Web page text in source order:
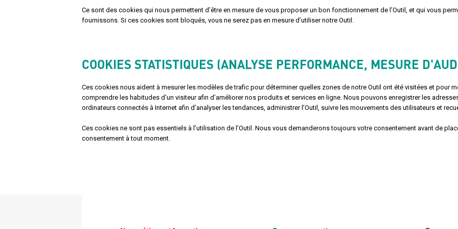
Ce sont des cookies qui nous permettent d’être en mesure de vous proposer un bon fonctionnement de l’Outil, et qui vous
fournissons. Si ces cookies sont bloqués, vous ne serez pas en mesure d’utiliser notre Outil.
COOKIES STATISTIQUES (ANALYSE PERFORMANCE, MESURE
Ces cookies nous aident à mesurer les modèles de trafic pour déterminer quelles zones de notre Outil ont été visitées et pour
comprendre les habitudes d'un visiteur afin d’améliorer nos produits et services en ligne. Nous pouvons enregistrer les
ordinateurs connectés à Internet afin d’analyser les tendances, administrer l’Outil, suivre les mouvements des utilisateurs et
Ces cookies ne sont pas essentiels à l’utilisation de l’Outil. Nous vous demanderons toujours votre consentement avant de
consentement à tout moment.